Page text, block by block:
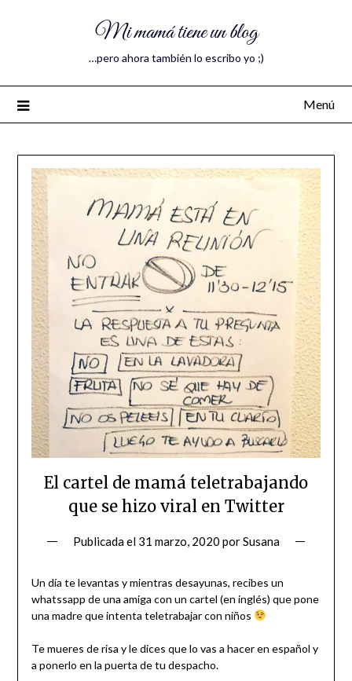
Mi mamá tiene un blog
…pero ahora también lo escribo yo ;)
Menú
El cartel de mamá teletrabajando
que se hizo viral en Twitter
Publicada el 31 marzo, 2020 porSusana
Un día te levantas y mientras desayunas, recibes un
whatssapp de una amiga con un cartel (en inglés) que pone
una madre que intenta teletrabajar con niños
Te mueres de risa y le dices que lo vas a hacer en español y
a ponerlo en la puerta de tu despacho.